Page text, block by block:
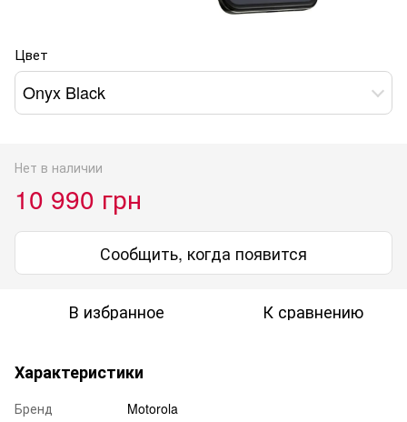
Цвет
Onyx Black
Нет в наличии
10 990 грн
Сообщить, когда появится
В избранное К сравнению
Характеристики
Бренд
Motorola